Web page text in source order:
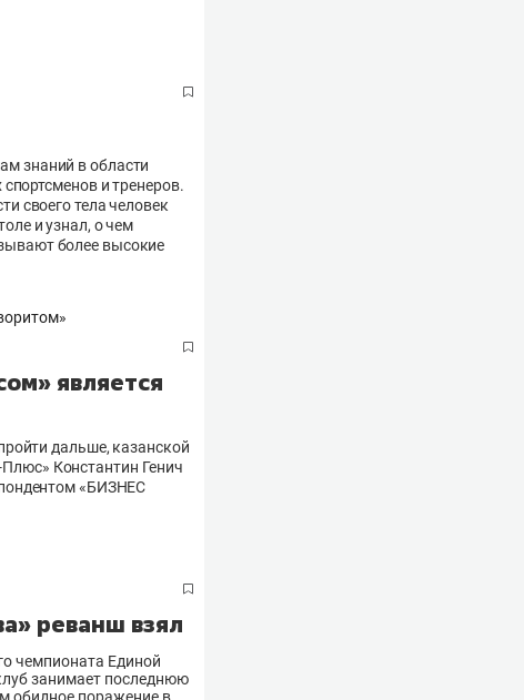
знаний в области
и тренеров.
своего тела человек
и узнал, о чем
более высокие
является
дальше, казанской
Константин Генич
«БИЗНЕС
реванш взял
чемпионата Единой
занимает последнюю